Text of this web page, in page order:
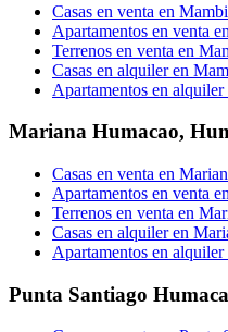
Casas en venta en
Apartamentos en venta
Terrenos en venta en
Casas en alquiler en
Apartamentos en
Mariana Humacao,
Casas en venta en
Apartamentos en venta
Terrenos en venta en
Casas en alquiler en
Apartamentos en
Punta Santiago